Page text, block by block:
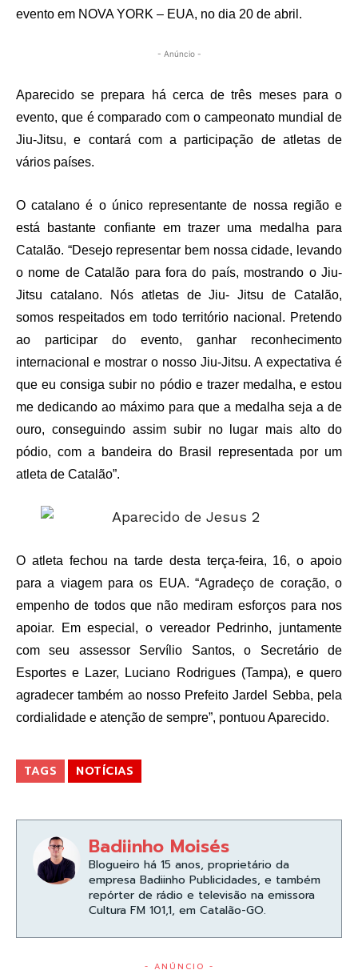
evento em NOVA YORK – EUA, no dia 20 de abril.
- Anúncio -
Aparecido se prepara há cerca de três meses para o
evento, que é comparado com o campeonato mundial de
Jiu-Jitsu, e contará com a participação de atletas de
vários países.
O catalano é o único representante de nossa região e
está bastante confiante em trazer uma medalha para
Catalão. “Desejo representar bem nossa cidade, levando
o nome de Catalão para fora do país, mostrando o Jiu-
Jitsu catalano. Nós atletas de Jiu- Jitsu de Catalão,
somos respeitados em todo território nacional. Pretendo
ao participar do evento, ganhar reconhecimento
internacional e mostrar o nosso Jiu-Jitsu. A expectativa é
que eu consiga subir no pódio e trazer medalha, e estou
me dedicando ao máximo para que a medalha seja a de
ouro, conseguindo assim subir no lugar mais alto do
pódio, com a bandeira do Brasil representada por um
atleta de Catalão”.
O atleta fechou na tarde desta terça-feira, 16, o apoio
para a viagem para os EUA. “Agradeço de coração, o
empenho de todos que não mediram esforços para nos
apoiar. Em especial, o vereador Pedrinho, juntamente
com seu assessor Servílio Santos, o Secretário de
Esportes e Lazer, Luciano Rodrigues (Tampa), e quero
agradecer também ao nosso Prefeito Jardel Sebba, pela
cordialidade e atenção de sempre”, pontuou Aparecido.
TAGS NOTÍCIAS
Badiinho Moisés
Blogueiro há 15 anos, proprietário da
empresa Badiinho Publicidades, e também
repórter de rádio e televisão na emissora
Cultura FM 101,1, em Catalão-GO.
- ANÚNCIO -